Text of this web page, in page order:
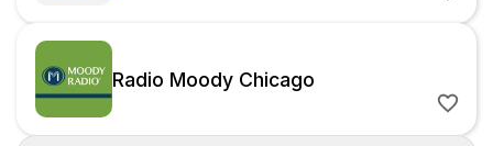
Radio Moody Chicago